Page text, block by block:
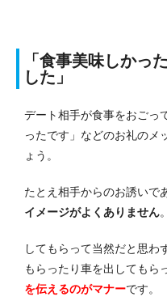
「食事美味しかっ
した」
デート相手が食事をおごっ
ったです」などのお礼のメ
ょう。
たとえ相手からのお誘いで
イメージがよくありません。
してもらって当然だと思わ
もらったり車を出してもら
を伝えるのがマナーです。